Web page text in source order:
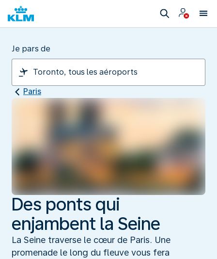
Je pars de
Paris
Des ponts qui
enjambent la Seine
La Seine traverse le cœur de Paris. Une
promenade le long du fleuve vous fera